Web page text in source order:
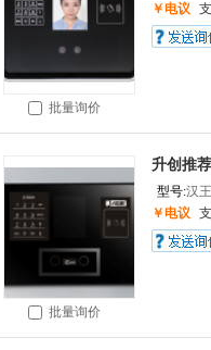
批量询价
￥电议
批量询价
升创推
型号:汉
￥电议